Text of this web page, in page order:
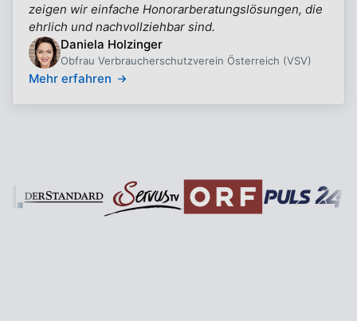
zeigen wir einfache Honorarberatungslösungen, die
ehrlich und nachvollziehbar sind.
Daniela Holzinger
Obfrau Verbraucherschutzverein Österreich (VSV)
Mehr erfahren